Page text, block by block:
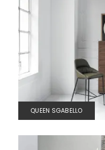
QUEEN SGABELLO